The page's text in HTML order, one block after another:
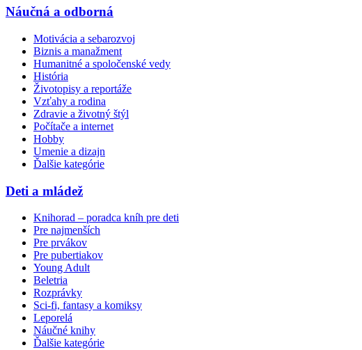
Náučná a odborná
Motivácia a sebarozvoj
Biznis a manažment
Humanitné a spoločenské vedy
História
Životopisy a reportáže
Vzťahy a rodina
Zdravie a životný štýl
Počítače a internet
Hobby
Umenie a dizajn
Ďalšie kategórie
Deti a mládež
Knihorad – poradca kníh pre deti
Pre najmenších
Pre prvákov
Pre pubertiakov
Young Adult
Beletria
Rozprávky
Sci-fi, fantasy a komiksy
Leporelá
Náučné knihy
Ďalšie kategórie